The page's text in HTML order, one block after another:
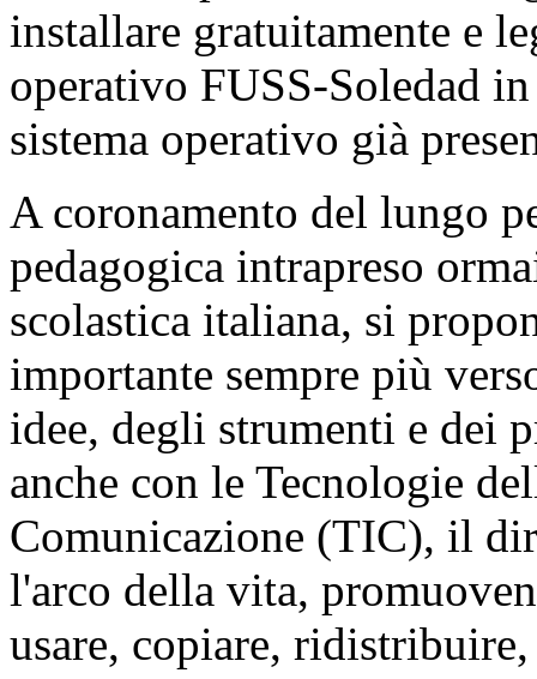
installare gratuitamente e
operativo FUSS-Soledad
sistema operativo già
A coronamento del lungo
pedagogica intrapreso
scolastica italiana, si
importante sempre più
idee, degli strumenti e dei
anche con le Tecnologie
Comunicazione (TIC), il
l'arco della vita,
usare, copiare,